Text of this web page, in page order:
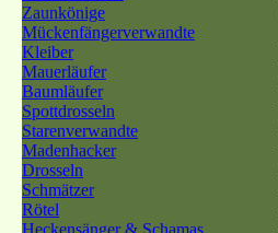
Zaunkönige
Mückenfängerverwandte
Kleiber
Mauerläufer
Baumläufer
Spottdrosseln
Starenverwandte
Madenhacker
Drosseln
Schmätzer
Rötel
Heckensänger & Schamas